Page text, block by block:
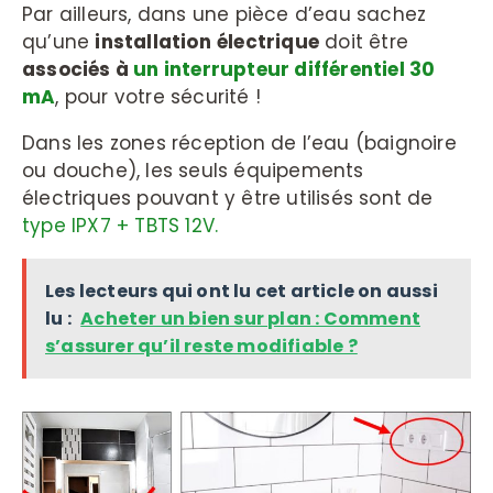
Par ailleurs, dans une pièce d’eau sachez
qu’une installation électrique doit être
associés à un interrupteur différentiel 30
mA, pour votre sécurité !
Dans les zones réception de l’eau (baignoire
ou douche), les seuls équipements
électriques pouvant y être utilisés sont de
type IPX7 + TBTS 12V.
Les lecteurs qui ont lu cet article on aussi
lu : Acheter un bien sur plan : Comment
s’assurer qu’il reste modifiable ?